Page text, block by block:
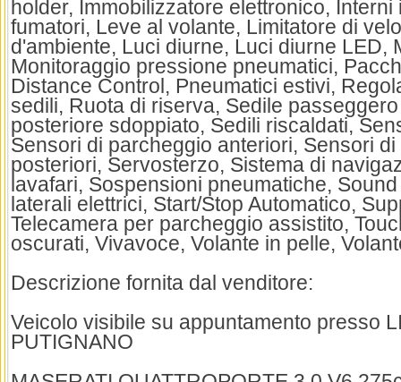
holder, Immobilizzatore elettronico, Interni
fumatori, Leve al volante, Limitatore di
d'ambiente, Luci diurne, Luci diurne LED,
Monitoraggio pressione pneumatici,
Distance Control, Pneumatici estivi,
sedili, Ruota di riserva, Sedile
posteriore sdoppiato, Sedili riscaldati,
Sensori di parcheggio anteriori, Sensori
posteriori, Servosterzo, Sistema di
lavafari, Sospensioni pneumatiche,
laterali elettrici, Start/Stop Automatico,
Telecamera per parcheggio assistito,
oscurati, Vivavoce, Volante in pelle,
Descrizione fornita dal venditore:
Veicolo visibile su appuntamento presso
PUTIGNANO